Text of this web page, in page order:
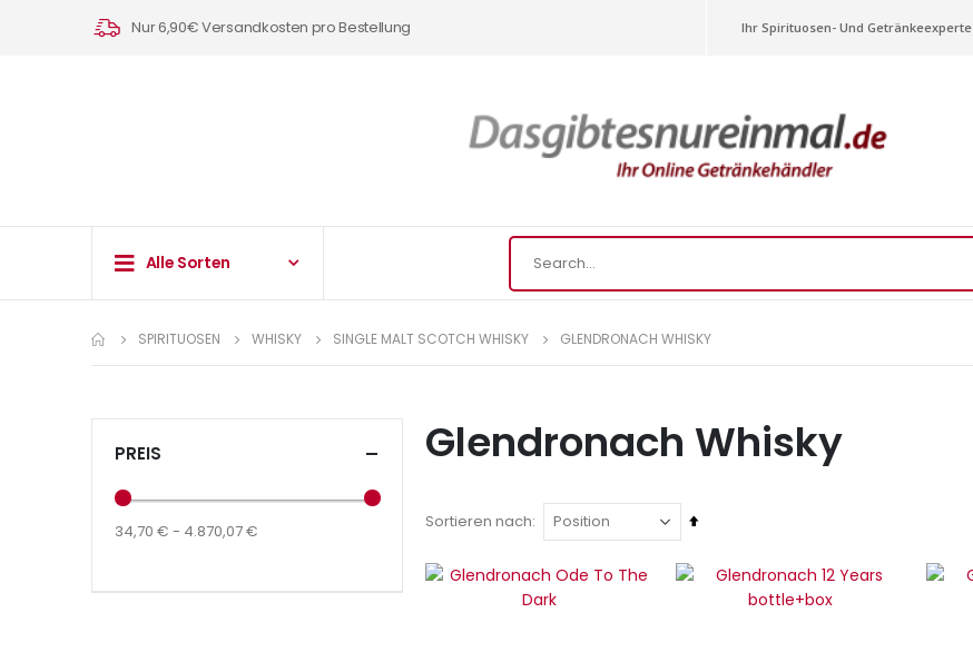
Nur 6,90€ Versandkosten pro Bestellung Ihr Spirituosen- Und Getränkeexperte
Alle Sorten
SPIRITUOSEN WHISKY SINGLE MALT SCOTCH WHISKY GLENDRONACH WHISKY
Glendronach Whisky
Sortieren nach
In
Reihenfolge
IN DEN WARENKORB Nicht auf Lager
PREIS
34,70 € - 4.870,07 €